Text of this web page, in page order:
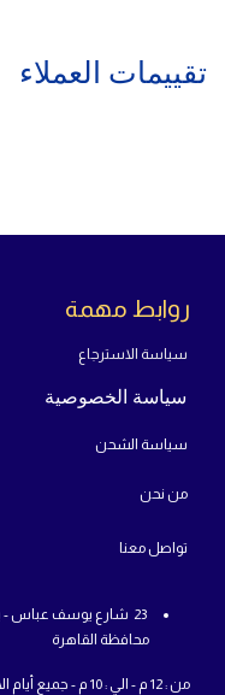
تقييمات العملاء
روابط مهمة
سياسة الاسترجاع
سياسة الخصوصية
سياسة الشحن
من نحن
تواصل معنا
23 شارع يوسف عباس -
محافظة القاهرة
من : 12 م - الي : 10 م - جميع أيام الاسبوع